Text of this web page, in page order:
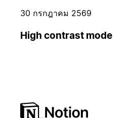
30 กรกฎาคม 2569
High contrast mode